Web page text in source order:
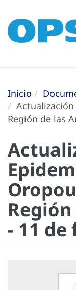
Inicio
Región de las
- 11 de